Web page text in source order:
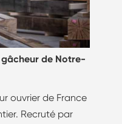
de Notre-
ouvrier de France
Recruté par